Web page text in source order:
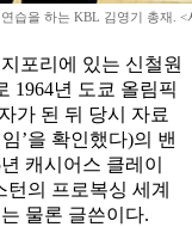
습을 하는 KBL 김영기 총재. <
포리에 있는 신철원
1964년 도쿄 올림픽
가 된 뒤 당시 자료
’을 확인했다)의 밴
캐시어스 클레이
의 프로복싱 세계
물론 글쓴이다.